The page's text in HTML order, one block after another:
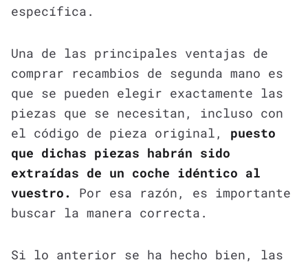
específica.
Una de las principales ventajas de
comprar recambios de segunda mano es
que se pueden elegir exactamente las
piezas que se necesitan, incluso con
el código de pieza original, puesto
que dichas piezas habrán sido
extraídas de un coche idéntico al
vuestro.
Por esa razón, es importante
buscar la manera correcta.
Si lo anterior se ha hecho bien, las